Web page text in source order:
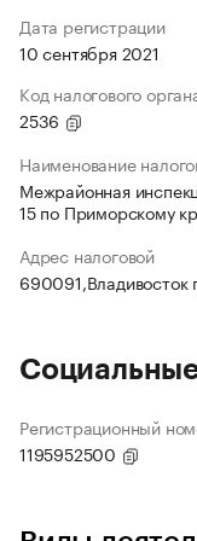
Дата регистрации
10 сентября 2021
Код налогового
2536
Наименование
Межрайонная
15 по Приморскому
Адрес налоговой
690091,Владивосток
Регистрационный
1195952500